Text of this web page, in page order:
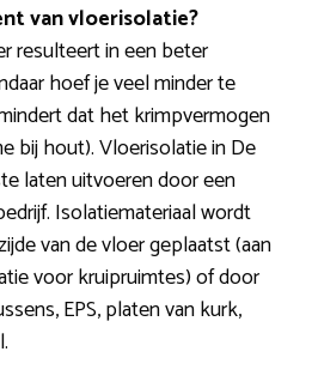
van vloerisolatie?
resulteert in een beter
hoef je veel minder te
dat het krimpvermogen
bij hout). Vloerisolatie in De
laten uitvoeren door een
Isolatiemateriaal wordt
van de vloer geplaatst (aan
voor kruipruimtes) of door
EPS, platen van kurk,